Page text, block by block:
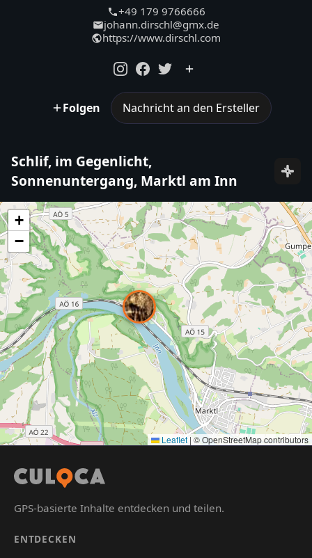
+49 179 9766666
johann.dirschl@gmx.de
https://www.dirschl.com
Folgen Nachricht an den Ersteller
Schlif, im Gegenlicht,
Sonnenuntergang, Marktl am Inn
+
−
Leaflet | © OpenStreetMap contributors
GPS-basierte Inhalte entdecken und teilen.
ENTDECKEN